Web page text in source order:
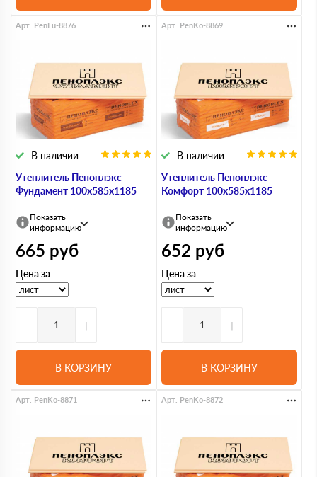
Утеплитель Пеноплэкс
Фундамент 100х585х1185
В наличии
Арт. PenFu-8876
Показать
информацию
665 руб
Цена за
- +
В КОРЗИНУ
Утеплитель Пеноплэкс
Комфорт 100х585х1185
В наличии
Арт. PenKo-8869
Показать
информацию
652 руб
Цена за
- +
В КОРЗИНУ
Арт. PenKo-8871 Арт. PenKo-8872